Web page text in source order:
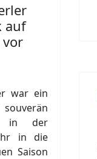
auf
war ein
in der
in die
Saison